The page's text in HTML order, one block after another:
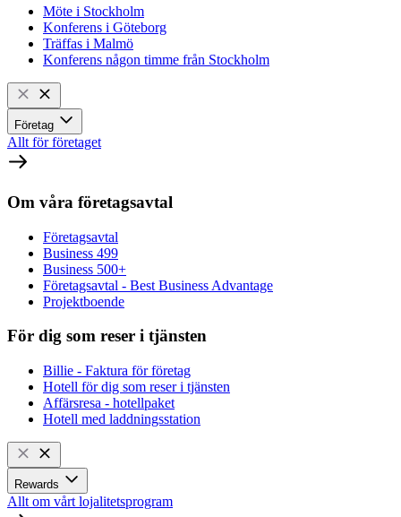
Möte i Stockholm
Konferens i Göteborg
Träffas i Malmö
Konferens någon timme från Stockholm
Företag
Allt för företaget
Om våra företagsavtal
Företagsavtal
Business 499
Business 500+
Företagsavtal - Best Business Advantage
Projektboende
För dig som reser i tjänsten
Billie - Faktura för företag
Hotell för dig som reser i tjänsten
Affärsresa - hotellpaket
Hotell med laddningsstation
Rewards
Allt om vårt lojalitetsprogram